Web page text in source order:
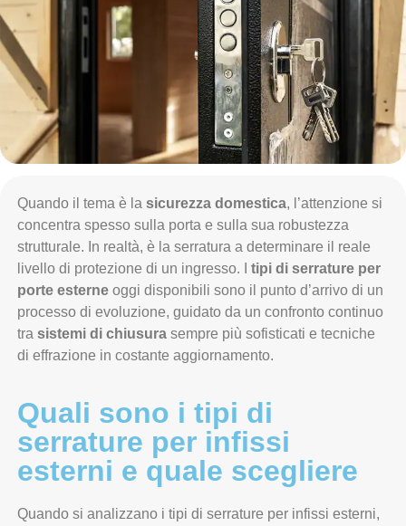
Quando il tema è la sicurezza domestica, l’attenzione si
concentra spesso sulla porta e sulla sua robustezza
strutturale. In realtà, è la serratura a determinare il reale
livello di protezione di un ingresso. I tipi di serrature per
porte esterneoggi disponibili sono il punto d’arrivo di un
processo di evoluzione, guidato da un confronto continuo
tra sistemi di chiusurasempre più sofisticati e tecniche
di effrazione in costante aggiornamento.
Quali sono i tipi di
serrature per infissi
esterni e quale scegliere
Quando si analizzano i tipi di serrature per infissi esterni,